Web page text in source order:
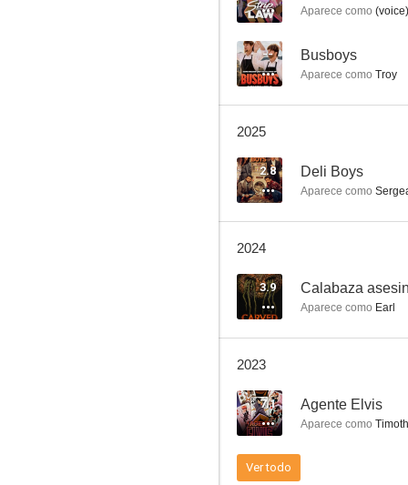
Schitt's Creek
7.7
6.6
Aparece como (voice)
-- Busboys
Aparece como Troy
2025
2.8 Deli Boys
Aparece como
2024
3.9 Calabaza
Aparece como Earl
2023
7.1 Agente Elvis
Aparece como
Ver todo